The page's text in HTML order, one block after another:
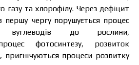
газу та хлорофілу. Через дефіцит
першу чергу порушується процес
вуглеводів до рослини,
фотосинтезу, розвиток
пригнічуються процеси розвитку